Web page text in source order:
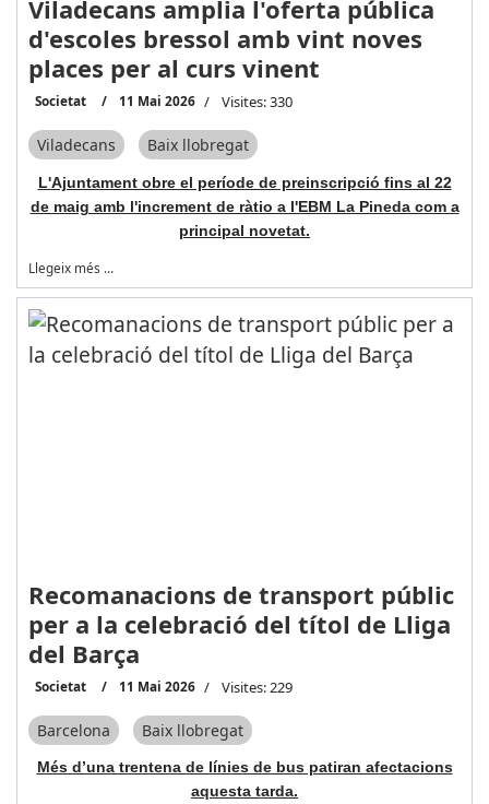
Viladecans amplia l'oferta pública
d'escoles bressol amb vint noves
places per al curs vinent
Societat 11 Mai 2026 Visites: 330
Viladecans Baix llobregat
L'Ajuntament obre el període de preinscripció fins al 22
de maig amb l'increment de ràtio a l'EBM La Pineda com a
principal novetat.
Llegeix més …
Recomanacions de transport públic
per a la celebració del títol de Lliga
del Barça
Societat 11 Mai 2026 Visites: 229
Barcelona Baix llobregat
Més d’una trentena de línies de bus patiran afectacions
aquesta tarda.